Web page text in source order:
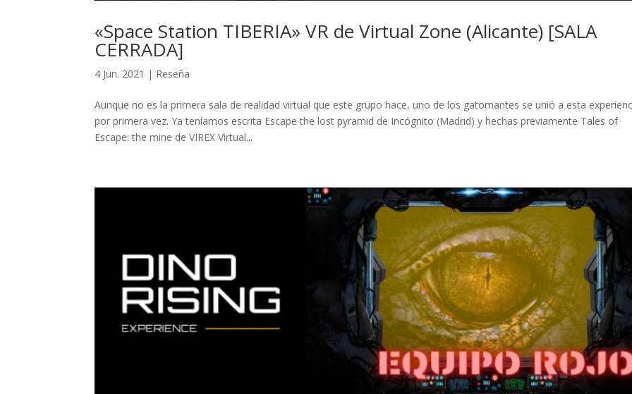
«Space Station TIBERIA» VR de Virtual Zone (Alicante) [SALA
CERRADA]
4 Jun. 2021 | Reseña
Aunque no es la primera sala de realidad virtual que este grupo hace, uno de los gatomantes se unió a esta
por primera vez. Ya teníamos escrita Escape the lost pyramid de Incógnito (Madrid) y hechas previamente Tales of
Escape: the mine de VIREX Virtual...